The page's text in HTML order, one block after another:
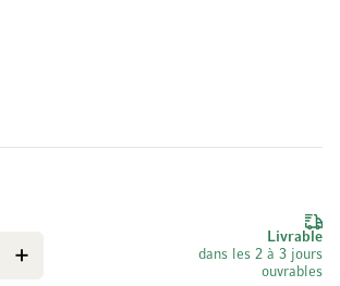
Livrable
dans les 2 à 3 jours
ouvrables